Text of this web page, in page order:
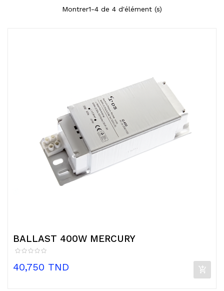
Montrer1-4 de 4 d'élément (s)
BALLAST 400W MERCURY
Prix
40,750 TND